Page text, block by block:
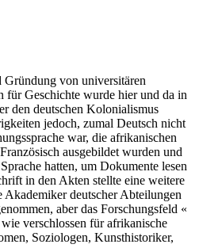
von universitären
Geschichte wurde hier und da in
den deutschen Kolonialismus
jedoch, zumal Deutsch nicht
war, die afrikanischen
ausgebildet wurden und
hatten, um Dokumente lesen
in den Akten stellte eine weitere
deutscher Abteilungen
aber das Forschungsfeld «
verschlossen für afrikanische
Soziologen, Kunsthistoriker,